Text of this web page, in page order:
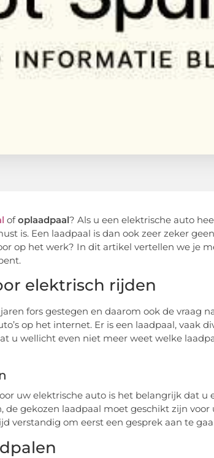
ofoplaadpaal? Als u een elektrische auto
is. Een laadpaal is dan ook zeer zeker
op het werk? In dit artikel vertellen we je
elektrisch rijden
fors gestegen en daarom ook de vraag
op het internet. Er is een laadpaal, vaak
u wellicht even niet meer weet welke
uw elektrische auto is het belangrijk dat
de gekozen laadpaal moet geschikt zijn
verstandig om eerst een gesprek aan te